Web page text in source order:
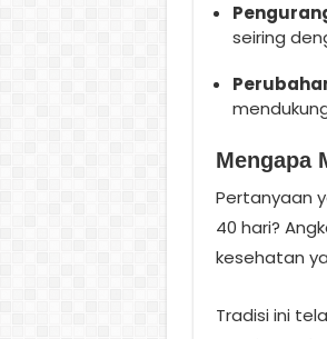
seiring
Mengapa
Pertanyaan
40 hari?
kesehatan
Tradisi ini